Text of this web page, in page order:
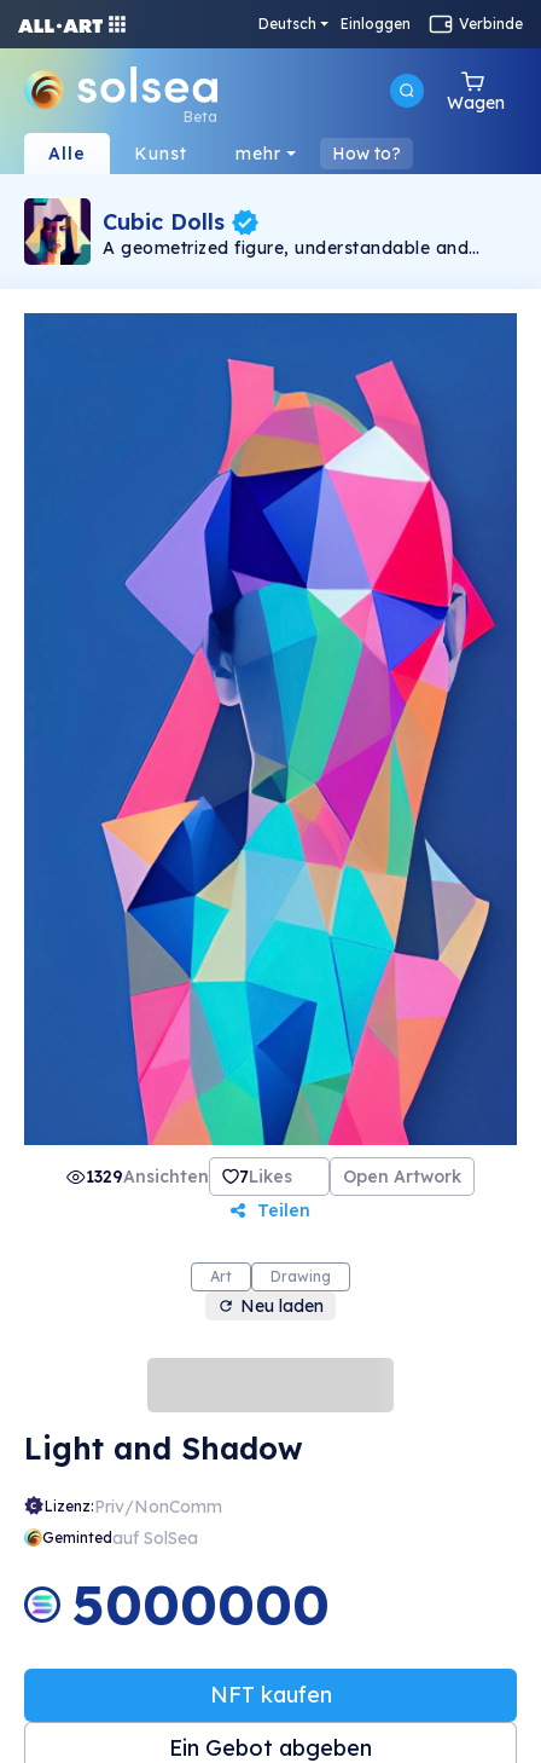
Deutsch Einloggen Verbinde
Beta
Wagen
Alle Kunst mehr How to?
Cubic Dolls
A geometrized figure, understandable and
fundamental to fully understand reality, leaving
1329Ansichten 7Likes
Open Artwork
Teilen
Art Drawing
Neu laden
Light and Shadow
Lizenz:Priv/NonComm
Gemintedauf SolSea
5000000
NFT kaufen
Ein Gebot abgeben